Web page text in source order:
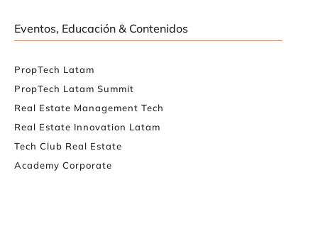
Eventos, Educación & Contenidos
PropTech Latam
PropTech Latam Summit
Real Estate Management Tech
Real Estate Innovation Latam
Tech Club Real Estate
Academy Corporate